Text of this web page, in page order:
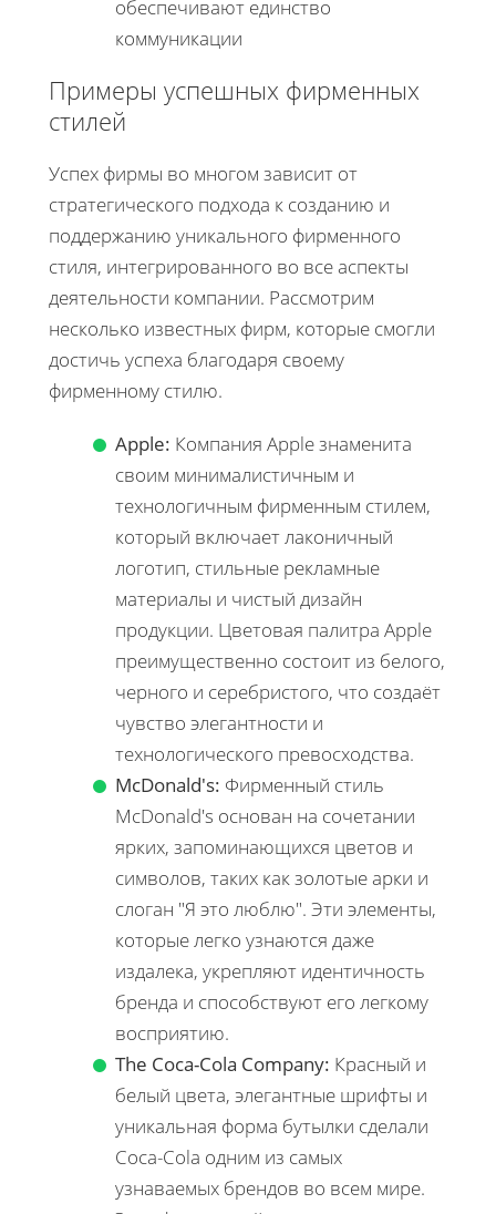
обеспечивают единство
коммуникации
Примеры успешных фирменных
стилей
Успех фирмы во многом зависит от
стратегического подхода к созданию и
поддержанию уникального фирменного
стиля, интегрированного во все аспекты
деятельности компании. Рассмотрим
несколько известных фирм, которые смогли
достичь успеха благодаря своему
фирменному стилю.
Apple: Компания Apple знаменита
своим минималистичным и
технологичным фирменным стилем,
который включает лаконичный
логотип, стильные рекламные
материалы и чистый дизайн
продукции. Цветовая палитра Apple
преимущественно состоит из белого,
черного и серебристого, что создаёт
чувство элегантности и
технологического превосходства.
McDonald's: Фирменный стиль
McDonald's основан на сочетании
ярких, запоминающихся цветов и
символов, таких как золотые арки и
слоган "Я это люблю". Эти элементы,
которые легко узнаются даже
издалека, укрепляют идентичность
бренда и способствуют его легкому
восприятию.
The Coca-Cola Company: Красный и
белый цвета, элегантные шрифты и
уникальная форма бутылки сделали
Coca-Cola одним из самых
узнаваемых брендов во всем мире.